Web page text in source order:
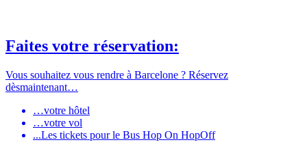
Faites votre réservation:
Vous souhaitez vous rendre à Barcelone ? Réservez
dèsmaintenant…
…votre hôtel
…votre vol
...Les tickets pour le Bus Hop On HopOff